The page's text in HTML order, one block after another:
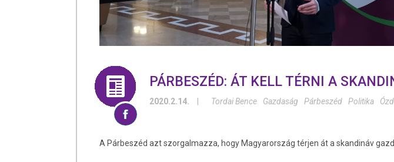
PÁRBESZÉD: ÁT KELL TÉRNI A
2020.2.14. Tordai Bence Gazdaság Párbeszéd Politika Ózd
A Párbeszéd azt szorgalmazza, hogy Magyarország térjen át a skandináv